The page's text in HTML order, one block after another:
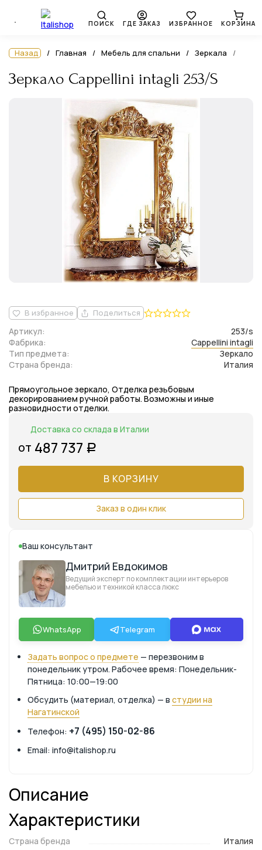
ПОИСК ГДЕ ЗАКАЗ ИЗБРАННОЕ КОРЗИНА
Назад Главная Мебель для спальни Зеркала
Зеркало Cappellini intagli 253/S
В избранное Поделиться
Фабрика: Cappellini intagli
Артикул:
253/s
Тип предмета:
Зеркало
Страна бренда:
Италия
Прямоугольное зеркало, Отделка резьбовым
декорированием ручной работы. Возможны и иные
разновидности отделки.
Доставка со склада в Италии
от 487 737 Р
В КОРЗИНУ
Заказ в один клик
Ваш консультант
Дмитрий Евдокимов
Ведущий эксперт по комплектации интерьеров
мебелью и техникой класса люкс
WhatsApp Telegram
Задать вопрос о предмете — перезвоним в
понедельник утром. Рабочее время: Понедельник-
Пятница: 10:00—19:00
Обсудить (материал, отделка) — в студии на
Нагатинской
Телефон: +7 (495) 150-02-86
Email: info@italishop.ru
Описание
Характеристики
Страна бренда
Италия